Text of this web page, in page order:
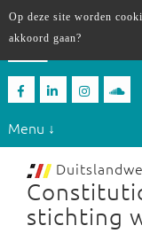
Menu ↓
stichting
Op deze site worden
akkoord gaan?